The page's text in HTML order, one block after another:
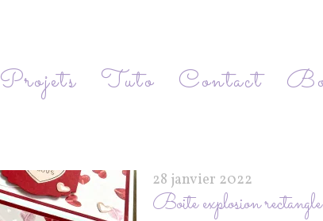
Projets Tuto Contact
28 janvier 2022
Boite explosion